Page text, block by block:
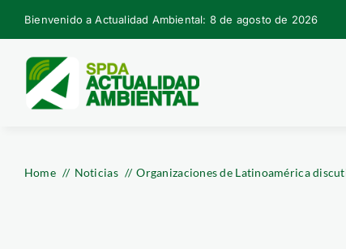
Skip
to
content
Bienvenido a Actualidad Ambiental: 8 de agosto de 2026
Home Noticias Organizaciones de Latinoamérica